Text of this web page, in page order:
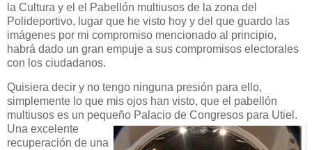
la Cultura y el el Pabellón multiusos de la zona del
Polideportivo, lugar que he visto hoy y del que guardo las
imágenes por mi compromiso mencionado al principio,
habrá dado un gran empuje a sus compromisos electorales
con los ciudadanos.
Quisiera decir y no tengo ninguna presión para ello,
simplemente lo que mis ojos han visto, que el pabellón
multiusos es un pequeño Palacio de Congresos para Utiel.
Una excelente
recuperación de una